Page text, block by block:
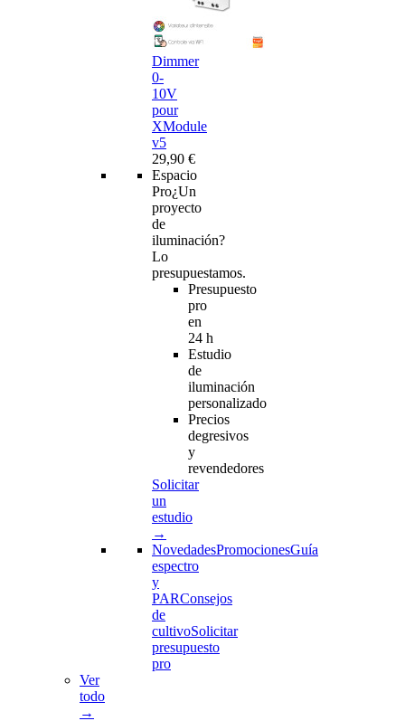
Dimmer
0-
10V
pour
XModule
v5
29,90 €
Espacio
Pro¿Un
proyecto
de
iluminación?
Lo
presupuestamos.
Presupuesto
pro
en
24 h
Estudio
de
iluminación
personalizado
Precios
degresivos
y
revendedores
Solicitar
un
estudio
→
NovedadesPromocionesGuía
espectro
y
PARConsejos
de
cultivoSolicitar
presupuesto
pro
Ver
todo
→